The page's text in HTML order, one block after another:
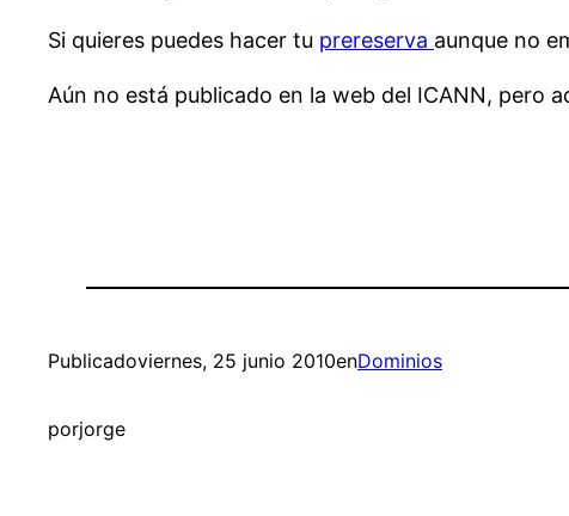
Si quieres puedes hacer tu prereserva aunque no
Aún no está publicado en la web del ICANN, pero
Publicadoviernes, 25 junio 2010enDominios
porjorge